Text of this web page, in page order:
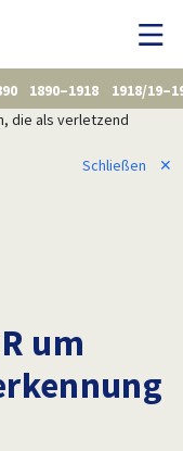
1890–1918
1918/
die als verletzend
Schließen
✕
um